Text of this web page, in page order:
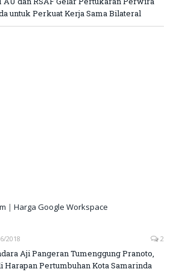
untuk Perkuat Kerja Sama Bilateral
| Harga Google Workspace
2018 2
Aji Pangeran Tumenggung Pranoto,
Harapan Pertumbuhan Kota Samarinda